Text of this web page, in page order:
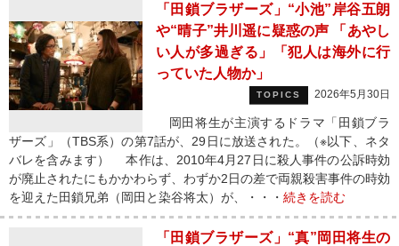
「田鎖ブラザーズ」“小池”岸谷五朗
や“晴子”井川遥に疑惑の声 「あやし
い人が多過ぎる」「犯人は海外に行
っていた人物か」
TOPICS 2026年5月30日
岡田将生が主演するドラマ「田鎖ブラ
ザーズ」（TBS系）の第7話が、29日に放送された。（※以下、ネタ
バレを含みます） 本作は、2010年4月27日に殺人事件の公訴時効
が廃止されたにもかかわらず、わずか2日の差で両親殺害事件の時効
を迎えた田鎖兄弟（岡田と染谷将太）が、・・・ 続きを読む
「田鎖ブラザーズ」“真”岡田将生の